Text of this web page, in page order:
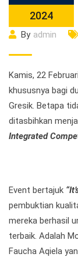
2024
By admin
Kamis, 22
khususnya bagi
Gresik. Betapa
ditasbihkan
Integrated
Event bertajuk
pembuktian
mereka berhasil
terbaik. Adalah
Faucha Aqiela